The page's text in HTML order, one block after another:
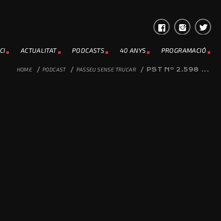
ACTUALITAT PODCASTS 40 ANYS PROGRAMACIÓ
HOME / PODCAST / PASSEU SENSE TRUCAR / PST Nº 2.598 ...